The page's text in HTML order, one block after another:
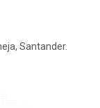
Santander.